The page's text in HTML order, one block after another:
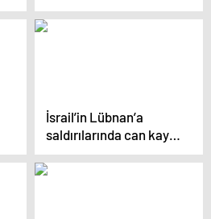
Ortaya Çıktı
İsrail’in Lübnan’a
saldırılarında can kaybı
artıyor